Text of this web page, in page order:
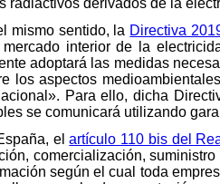
mismo sentido, la Directiva
interior de la
adoptará las medidas
los aspectos
Para ello, dicha
se comunicará utilizando
elartículo 110 bis del
comercialización,
según el cual toda